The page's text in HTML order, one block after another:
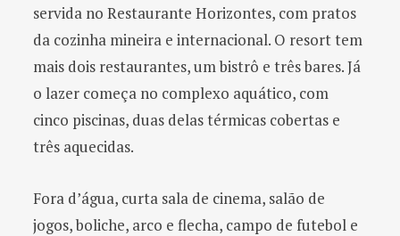
servida no Restaurante Horizontes, com pratos
da cozinha mineira e internacional. O resort tem
mais dois restaurantes, um bistrô e três bares. Já
o lazer começa no complexo aquático, com
cinco piscinas, duas delas térmicas cobertas e
três aquecidas.
Fora d’água, curta sala de cinema, salão de
jogos, boliche, arco e flecha, campo de futebol e